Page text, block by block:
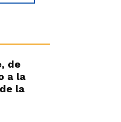
de
a la
la